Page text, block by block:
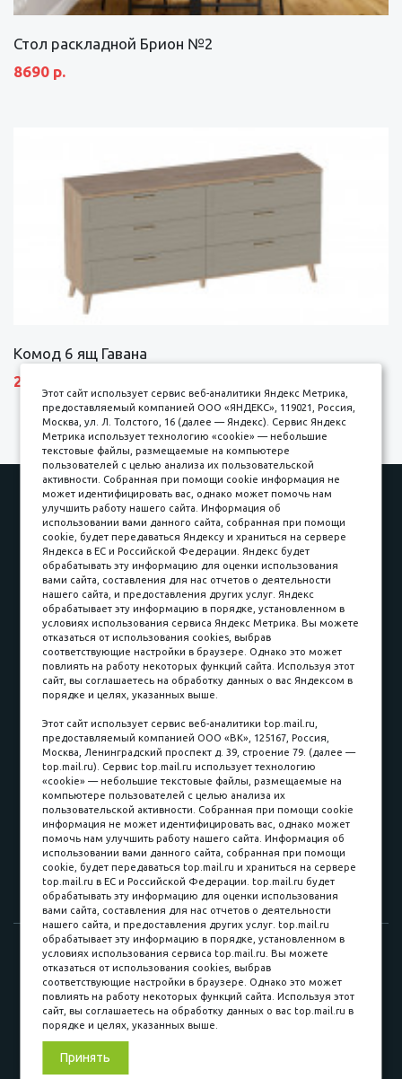
Стол раскладной Брион №2
8690 р.
Комод 6 ящ Гавана
27690 р.
Наши работы
Оплата
Доставка и сборка
Гарантии
Карьера в компании
Контакты
Принимаем к оплате
Наличные
пл. Соляная, 6, стр. 16
8 (3822) 60-70-30
8 (3822) 50-39-09
8 (3822) 22-77-68
8 (3822) 50-48-50
8 (3822) 65-42-10
© 2015-2026. Компания «Мебельный куб».
ИП Саворенко Валерий Александрович. Россия, г. Томск, пл.
Соляная, 6 стр. 16, Цокольный этаж
Этот сайт использует сервис веб-аналитики Яндекс Метрика,
предоставляемый компанией ООО «ЯНДЕКС», 119021, Россия,
Москва, ул. Л. Толстого, 16 (далее — Яндекс). Сервис Яндекс
Метрика использует технологию «cookie» — небольшие
текстовые файлы, размещаемые на компьютере
пользователей с целью анализа их пользовательской
активности. Собранная при помощи cookie информация не
может идентифицировать вас, однако может помочь нам
улучшить работу нашего сайта. Информация об
использовании вами данного сайта, собранная при помощи
cookie, будет передаваться Яндексу и храниться на сервере
Яндекса в ЕС и Российской Федерации. Яндекс будет
обрабатывать эту информацию для оценки использования
вами сайта, составления для нас отчетов о деятельности
нашего сайта, и предоставления других услуг. Яндекс
обрабатывает эту информацию в порядке, установленном в
условиях использования сервиса Яндекс Метрика. Вы можете
отказаться от использования cookies, выбрав
соответствующие настройки в браузере. Однако это может
повлиять на работу некоторых функций сайта. Используя этот
сайт, вы соглашаетесь на обработку данных о вас Яндексом в
порядке и целях, указанных выше.
Этот сайт использует сервис веб-аналитики top.mail.ru,
предоставляемый компанией ООО «ВК», 125167, Россия,
Москва, Ленинградский проспект д. 39, строение 79. (далее —
top.mail.ru). Сервис top.mail.ru использует технологию
«cookie» — небольшие текстовые файлы, размещаемые на
компьютере пользователей с целью анализа их
пользовательской активности. Собранная при помощи cookie
информация не может идентифицировать вас, однако может
помочь нам улучшить работу нашего сайта. Информация об
использовании вами данного сайта, собранная при помощи
cookie, будет передаваться top.mail.ru и храниться на сервере
top.mail.ru в ЕС и Российской Федерации. top.mail.ru будет
обрабатывать эту информацию для оценки использования
вами сайта, составления для нас отчетов о деятельности
нашего сайта, и предоставления других услуг. top.mail.ru
обрабатывает эту информацию в порядке, установленном в
условиях использования сервиса top.mail.ru. Вы можете
отказаться от использования cookies, выбрав
соответствующие настройки в браузере. Однако это может
повлиять на работу некоторых функций сайта. Используя этот
сайт, вы соглашаетесь на обработку данных о вас top.mail.ru в
порядке и целях, указанных выше.
Принять